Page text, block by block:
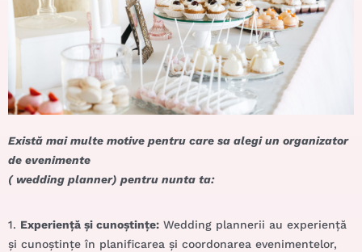
Există mai multe motive pentru care sa alegi un organizator
de evenimente
( wedding planner) pentru nunta ta:
1. Experiență și cunoștințe: Wedding plannerii au experiență
și cunoștințe în planificarea și coordonarea evenimentelor,